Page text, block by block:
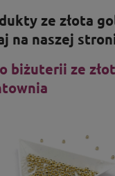
ze złota
na naszej
biżuterii ze